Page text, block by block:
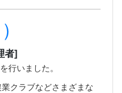
者]
行いました。
クラブなどさまざまな